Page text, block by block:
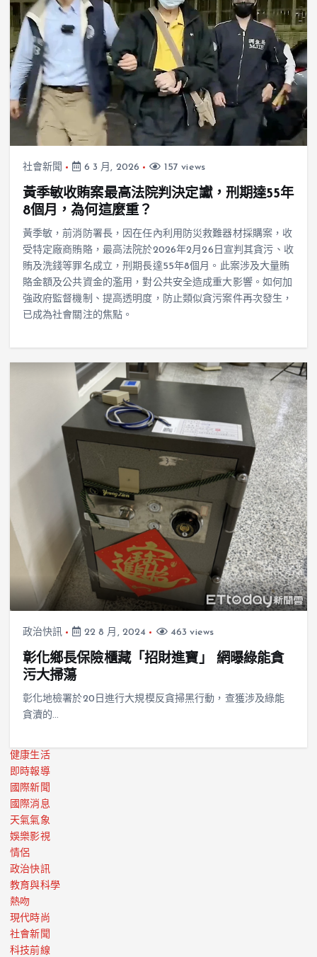
社會新聞 6 3 月, 2026 157 views
黃季敏收賄案最高法院判決定讞，刑期達55年
8個月，為何這麼重？
黃季敏，前消防署長，因在任內利用防災救難器材採購案，收
受特定廠商賄賂，最高法院於2026年2月26日宣判其貪污、收
賄及洗錢等罪名成立，刑期長達55年8個月。此案涉及大量賄
賂金額及公共資金的濫用，對公共安全造成重大影響。如何加
強政府監督機制、提高透明度，防止類似貪污案件再次發生，
已成為社會關注的焦點。
政治快訊 22 8 月, 2024 463 views
彰化鄉長保險櫃藏「招財進寶」 網曝綠能貪
污大掃蕩
彰化地檢署於20日進行大規模反貪掃黑行動，查獲涉及綠能
貪瀆的…
健康生活
即時報導
國際新聞
國際消息
天氣氣象
娛樂影視
情侶
政治快訊
教育與科學
熱吻
現代時尚
社會新聞
科技前線